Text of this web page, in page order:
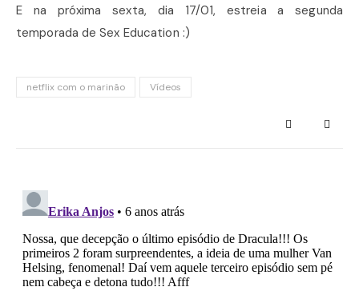
E na próxima sexta, dia 17/01, estreia a segunda
temporada de Sex Education :)
netflix com o marinão Vídeos